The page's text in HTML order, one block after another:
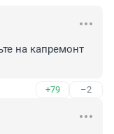
на капремонт
+79 –2